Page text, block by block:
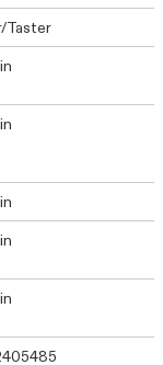
Taster